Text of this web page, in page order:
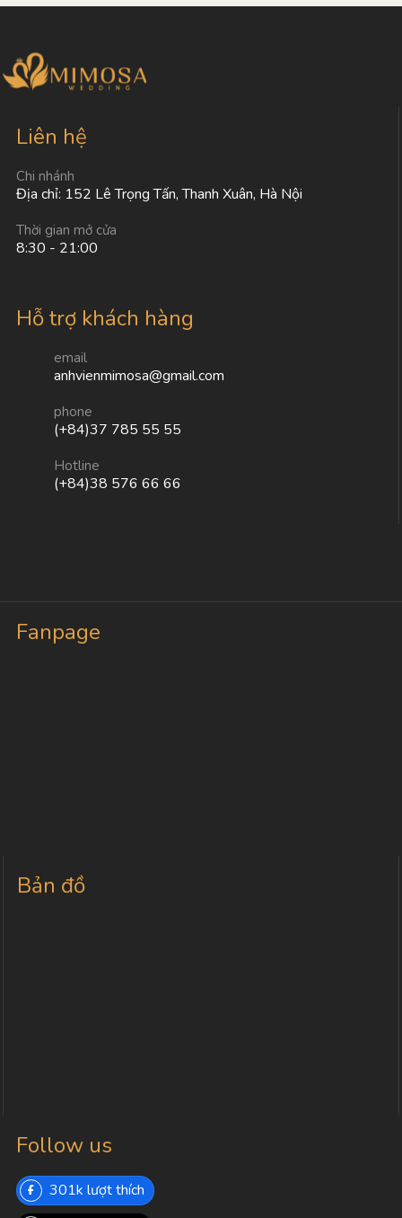
Liên hệ
Chi nhánh
Địa chỉ: 152 Lê Trọng Tấn, Thanh Xuân, Hà Nội
Thời gian mở cửa
8:30 - 21:00
Hỗ trợ khách hàng
email
anhvienmimosa@gmail.com
phone
(+84)37 785 55 55
Hotline
(+84)38 576 66 66
Fanpage
Bản đồ
Follow us
301k lượt thích